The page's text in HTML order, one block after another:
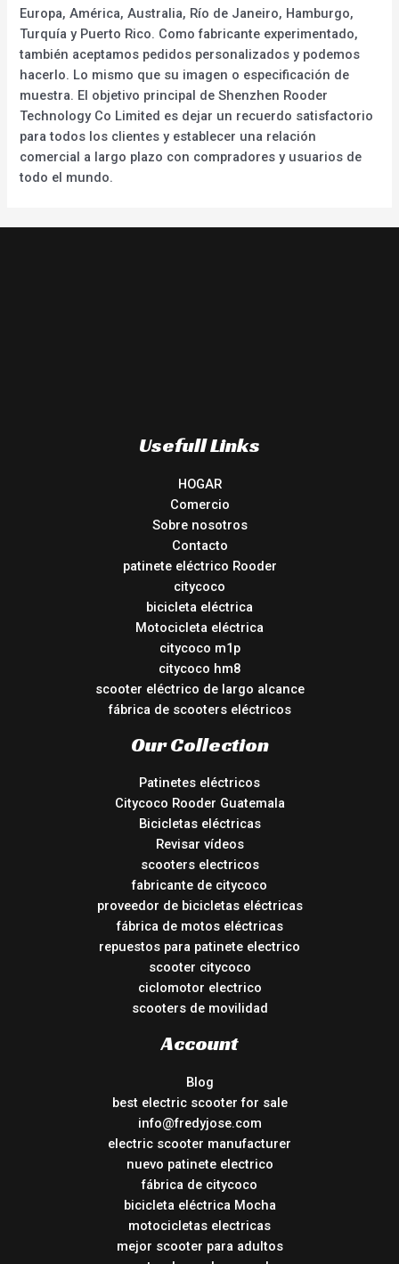
Europa, América, Australia, Río de Janeiro, Hamburgo,
Turquía y Puerto Rico. Como fabricante experimentado,
también aceptamos pedidos personalizados y podemos
hacerlo. Lo mismo que su imagen o especificación de
muestra. El objetivo principal de Shenzhen Rooder
Technology Co Limited es dejar un recuerdo satisfactorio
para todos los clientes y establecer una relación
comercial a largo plazo con compradores y usuarios de
todo el mundo.
Usefull Links
HOGAR
Comercio
Sobre nosotros
Contacto
patinete eléctrico Rooder
citycoco
bicicleta eléctrica
Motocicleta eléctrica
citycoco m1p
citycoco hm8
scooter eléctrico de largo alcance
fábrica de scooters eléctricos
Our Collection
Patinetes eléctricos
Citycoco Rooder Guatemala
Bicicletas eléctricas
Revisar vídeos
scooters electricos
fabricante de citycoco
proveedor de bicicletas eléctricas
fábrica de motos eléctricas
repuestos para patinete electrico
scooter citycoco
ciclomotor electrico
scooters de movilidad
Account
Blog
best electric scooter for sale
info@fredyjose.com
electric scooter manufacturer
nuevo patinete electrico
fábrica de citycoco
bicicleta eléctrica Mocha
motocicletas electricas
mejor scooter para adultos